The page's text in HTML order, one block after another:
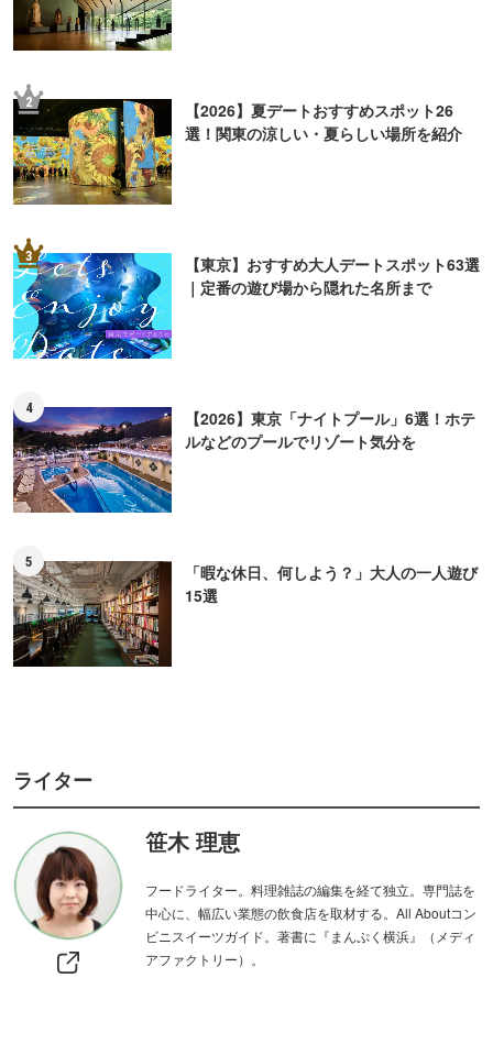
2
【2026】夏デートおすすめスポット26
選！関東の涼しい・夏らしい場所を紹介
3
【東京】おすすめ大人デートスポット63選
｜定番の遊び場から隠れた名所まで
4
【2026】東京「ナイトプール」6選！ホテ
ルなどのプールでリゾート気分を
5
「暇な休日、何しよう？」大人の一人遊び
15選
ライター
笹木 理恵
フードライター。料理雑誌の編集を経て独立。専門誌を
中心に、幅広い業態の飲食店を取材する。All Aboutコン
ビニスイーツガイド。著書に『まんぷく横浜』（メディ
アファクトリー）。